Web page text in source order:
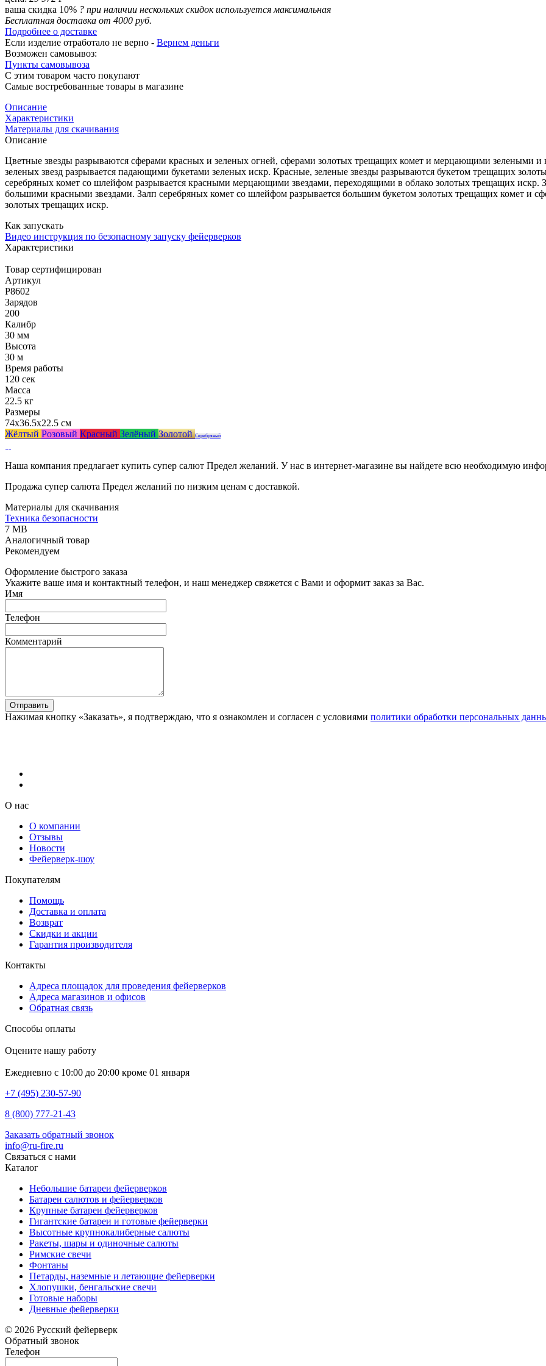
ваша скидка 10% ? при наличии нескольких скидок используется максимальная
Бесплатная доставка от 4000 руб.
Подробнее о доставке
Если изделие отработало не верно - Вернем деньги
Возможен самовывоз:
Пункты самовывоза
С этим товаром часто покупают
Самые востребованные товары в магазине
Описание
Характеристики
Материалы для скачивания
Описание
Цветные звезды разрываются сферами красных и зеленых огней, сферами золотых трещащих комет и мерцающими
зеленых звезд разрывается падающими букетами зеленых искр. Красные, зеленые звезды разрываются букетом трещащих
серебряных комет со шлейфом разрывается красными мерцающими звездами, переходящими в облако золотых трещащих искр.
большими красными звездами. Залп серебряных комет со шлейфом разрывается большим букетом золотых трещащих комет и
золотых трещащих искр.
Как запускать
Видео инструкция по безопасному запуску фейерверков
Характеристики
Товар сертифицирован
Артикул
Р8602
Зарядов
200
Калибр
30 мм
Высота
30 м
Время работы
120 сек
Масса
22.5 кг
Размеры
74x36.5x22.5 см
Жёлтый Розовый Красный Зелёный ЗолотойСеребряный
Наша компания предлагает купить супер салют Предел желаний. У нас в интернет-магазине вы найдете всю необходимую
Продажа супер салюта Предел желаний по низким ценам с доставкой.
Материалы для скачивания
Техника безопасности
7 MB
Аналогичный товар
Рекомендуем
Оформление быстрого заказа
Укажите ваше имя и контактный телефон, и наш менеджер свяжется с Вами и оформит заказ за Вас.
Имя
Телефон
Комментарий
Отправить
Нажимая кнопку «Заказать», я подтверждаю, что я ознакомлен и согласен с условиями политики обработки персональных
О нас
О компании
Отзывы
Новости
Фейерверк-шоу
Покупателям
Помощь
Доставка и оплата
Возврат
Скидки и акции
Гарантия производителя
Контакты
Адреса площадок для проведения фейерверков
Адреса магазинов и офисов
Обратная связь
Способы оплаты
Оцените нашу работу
Ежедневно с 10:00 до 20:00 кроме 01 января
+7 (495) 230-57-90
8 (800) 777-21-43
Заказать обратный звонок
info@ru-fire.ru
Связаться с нами
Каталог
Небольшие батареи фейерверков
Батареи салютов и фейерверков
Крупные батареи фейерверков
Гигантские батареи и готовые фейерверки
Высотные крупнокалиберные салюты
Ракеты, шары и одиночные салюты
Римские свечи
Фонтаны
Петарды, наземные и летающие фейерверки
Хлопушки, бенгальские свечи
Готовые наборы
Дневные фейерверки
© 2026 Русский фейерверк
Обратный звонок
Телефон